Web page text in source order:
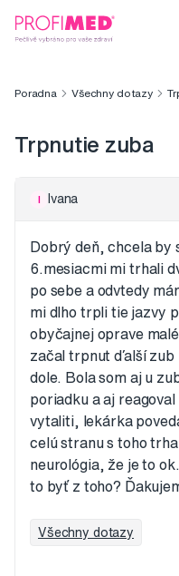
Poradna Všechny dotazy
Trpnutie zuba
I Ivana
Dobrý deň, chcela by
6.mesiacmi mi trhali
po sebe a odvtedy
mi dlho trpli tie jazvy
obyčajnej oprave
začal trpnut ďalší zub
dole. Bola som aj u
poriadku a aj
vytaliti, lekárka
celú stranu s toho
neurológia, že je to
to byť z toho?
Všechny dotazy